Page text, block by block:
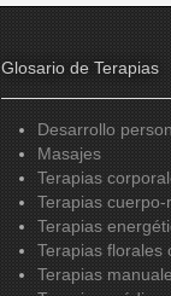
Glosario de Terapias
Desarrollo
Masajes
Terapias
Terapias cuerpo-
Terapias
Terapias florales
Terapias